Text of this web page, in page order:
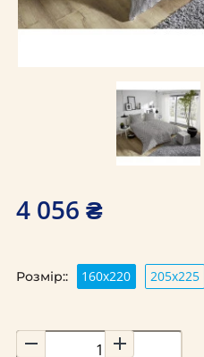
4 056 ₴
Розмір:: 160х220 205х225